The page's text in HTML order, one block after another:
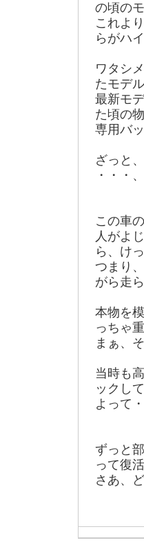
の頃の
これよ
らがハ
ワタシ
たモデ
最新モ
た頃の
専用バ
ざっと
・・・
この車
人がよ
ら、け
つまり
がら走
本物を
っちゃ
まぁ、
当時も
ックし
よって
ずっと
って復
さあ、